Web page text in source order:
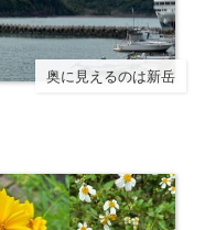
奥に見えるのは新岳